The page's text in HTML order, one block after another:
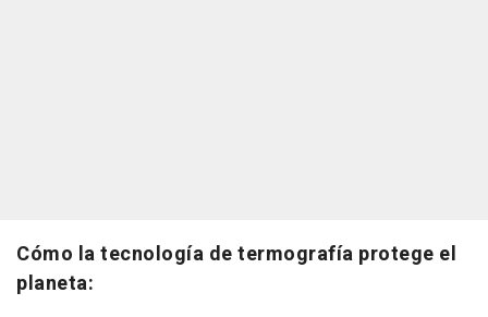
Cómo la tecnología de termografía protege el
planeta: